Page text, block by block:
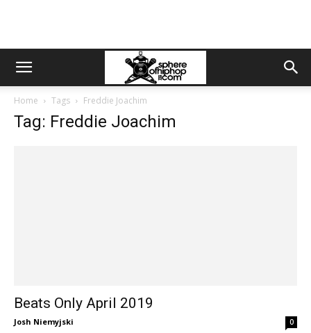
Home Tags Freddie Joachim
Tag: Freddie Joachim
Beats Only April 2019
Josh Niemyjski 0